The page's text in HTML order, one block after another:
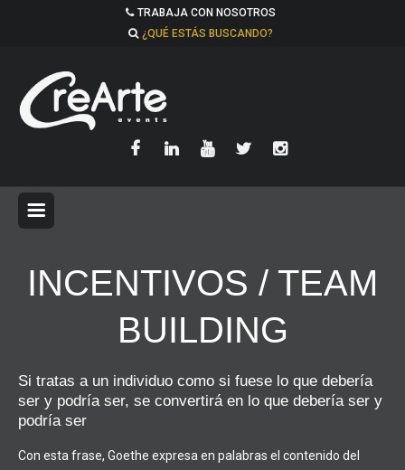
TRABAJA CON NOSOTROS
¿QUÉ ESTÁS BUSCANDO?
INCENTIVOS / TEAM
BUILDING
Si tratas a un individuo como si fuese lo que debería
ser y podría ser, se convertirá en lo que debería ser y
podría ser
Con esta frase, Goethe expresa en palabras el contenido del